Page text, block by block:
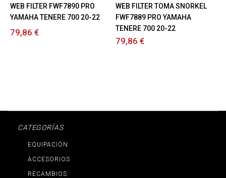
WEB FILTER FWF7890 PRO
YAMAHA TENERE 700 20-22
79,86 €
WEB FILTER TOMA SNORKEL
FWF7889 PRO YAMAHA
TENERE 700 20-22
79,86 €
CATEGORÍAS
EQUIPACIÓN
ACCESORIOS
RECAMBIOS